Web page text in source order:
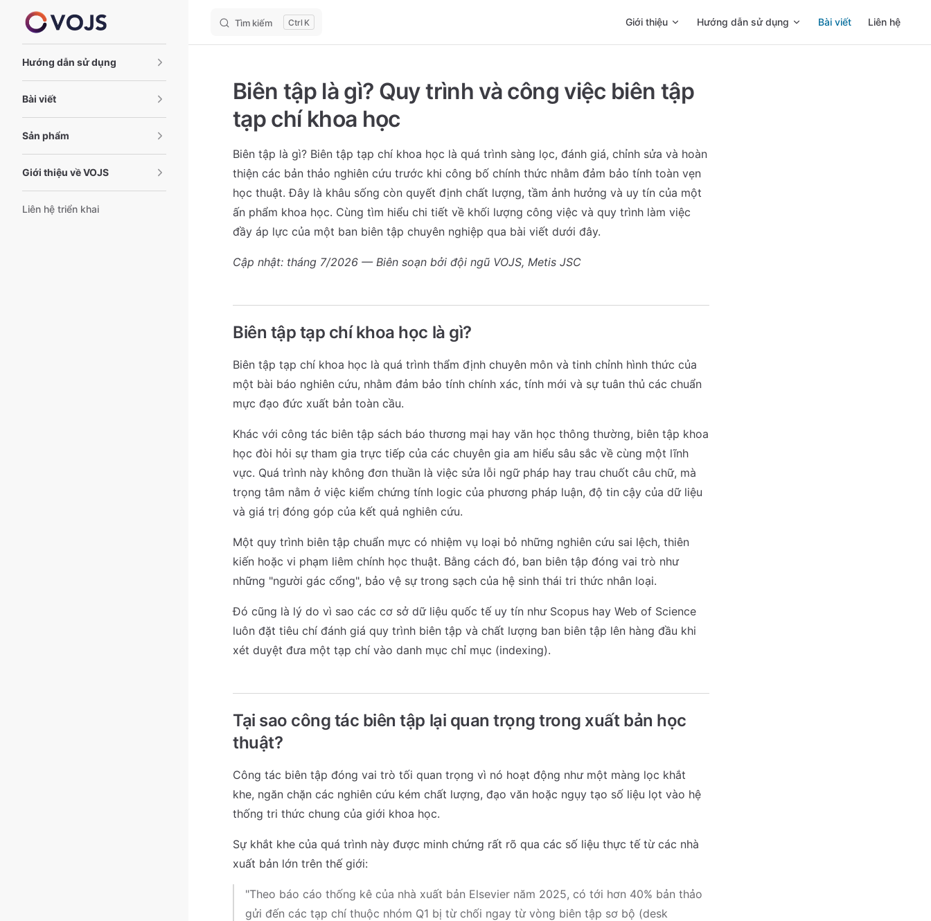
Skip to content Tìm kiếm K Giới thiệu Hướng dẫn sử dụng Bài viết Liên hệ
Hướng dẫn sử dụng
Bài viết
Sản phẩm
Giới thiệu về VOJS
Liên hệ triển khai
Biên tập là gì? Quy trình và công việc biên tập
tạp chí khoa học
Biên tập là gì? Biên tập tạp chí khoa học là quá trình sàng lọc, đánh giá, chỉnh sửa và hoàn
thiện các bản thảo nghiên cứu trước khi công bố chính thức nhằm đảm bảo tính toàn vẹn
học thuật. Đây là khâu sống còn quyết định chất lượng, tầm ảnh hưởng và uy tín của một
ấn phẩm khoa học. Cùng tìm hiểu chi tiết về khối lượng công việc và quy trình làm việc
đầy áp lực của một ban biên tập chuyên nghiệp qua bài viết dưới đây.
Cập nhật: tháng 7/2026 — Biên soạn bởi đội ngũ VOJS, Metis JSC
Biên tập tạp chí khoa học là gì?
Biên tập tạp chí khoa học là quá trình thẩm định chuyên môn và tinh chỉnh hình thức của
một bài báo nghiên cứu, nhằm đảm bảo tính chính xác, tính mới và sự tuân thủ các chuẩn
mực đạo đức xuất bản toàn cầu.
Khác với công tác biên tập sách báo thương mại hay văn học thông thường, biên tập khoa
học đòi hỏi sự tham gia trực tiếp của các chuyên gia am hiểu sâu sắc về cùng một lĩnh
vực. Quá trình này không đơn thuần là việc sửa lỗi ngữ pháp hay trau chuốt câu chữ, mà
trọng tâm nằm ở việc kiểm chứng tính logic của phương pháp luận, độ tin cậy của dữ liệu
và giá trị đóng góp của kết quả nghiên cứu.
Một quy trình biên tập chuẩn mực có nhiệm vụ loại bỏ những nghiên cứu sai lệch, thiên
kiến hoặc vi phạm liêm chính học thuật. Bằng cách đó, ban biên tập đóng vai trò như
những "người gác cổng", bảo vệ sự trong sạch của hệ sinh thái tri thức nhân loại.
Đó cũng là lý do vì sao các cơ sở dữ liệu quốc tế uy tín như Scopus hay Web of Science
luôn đặt tiêu chí đánh giá quy trình biên tập và chất lượng ban biên tập lên hàng đầu khi
xét duyệt đưa một tạp chí vào danh mục chỉ mục (indexing).
Tại sao công tác biên tập lại quan trọng trong xuất bản học
thuật?
Công tác biên tập đóng vai trò tối quan trọng vì nó hoạt động như một màng lọc khắt
khe, ngăn chặn các nghiên cứu kém chất lượng, đạo văn hoặc ngụy tạo số liệu lọt vào hệ
thống tri thức chung của giới khoa học.
Sự khắt khe của quá trình này được minh chứng rất rõ qua các số liệu thực tế từ các nhà
xuất bản lớn trên thế giới:
"Theo báo cáo thống kê của nhà xuất bản Elsevier năm 2025, có tới hơn 40% bản thảo
gửi đến các tạp chí thuộc nhóm Q1 bị từ chối ngay từ vòng biên tập sơ bộ (desk